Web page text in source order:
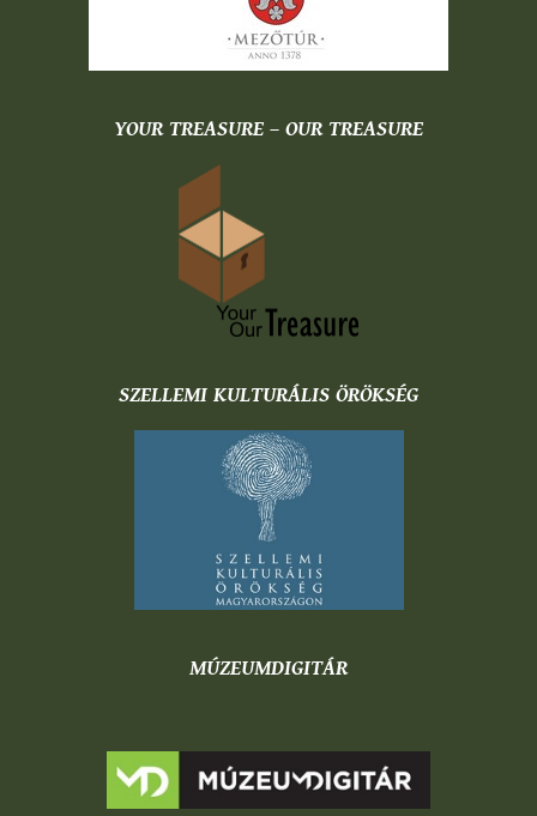
YOUR TREASURE – OUR TREASURE
SZELLEMI KULTURÁLIS ÖRÖKSÉG
MÚZEUMDIGITÁR